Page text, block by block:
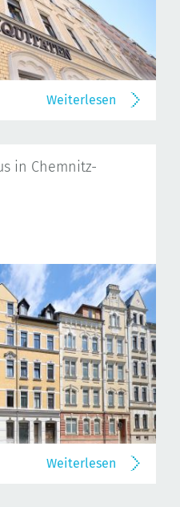
Weiterlesen
in Chemnitz-
Weiterlesen